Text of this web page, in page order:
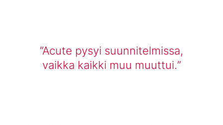
Acute pysyi suunnitelmissa,
vaikka kaikki muu muuttui.